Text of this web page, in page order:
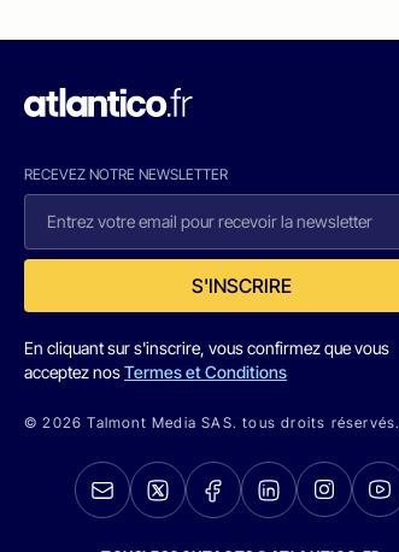
RECEVEZ NOTRE NEWSLETTER
S'INSCRIRE
En cliquant sur s'inscrire, vous confirmez que vous
acceptez nosTermes et Conditions
© 2026 Talmont Media SAS. tous droits réservés.